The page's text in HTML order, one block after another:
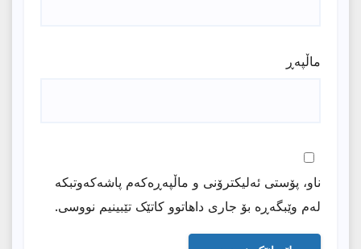
ماڵپه‌ڕ
ناو، پۆستی ئەلیکترۆنی و ماڵپەڕەکەم پاشەکەوتبکە
لەم وێبگەڕە بۆ جاری داهاتوو کاتێک تێبینیم نووسی.